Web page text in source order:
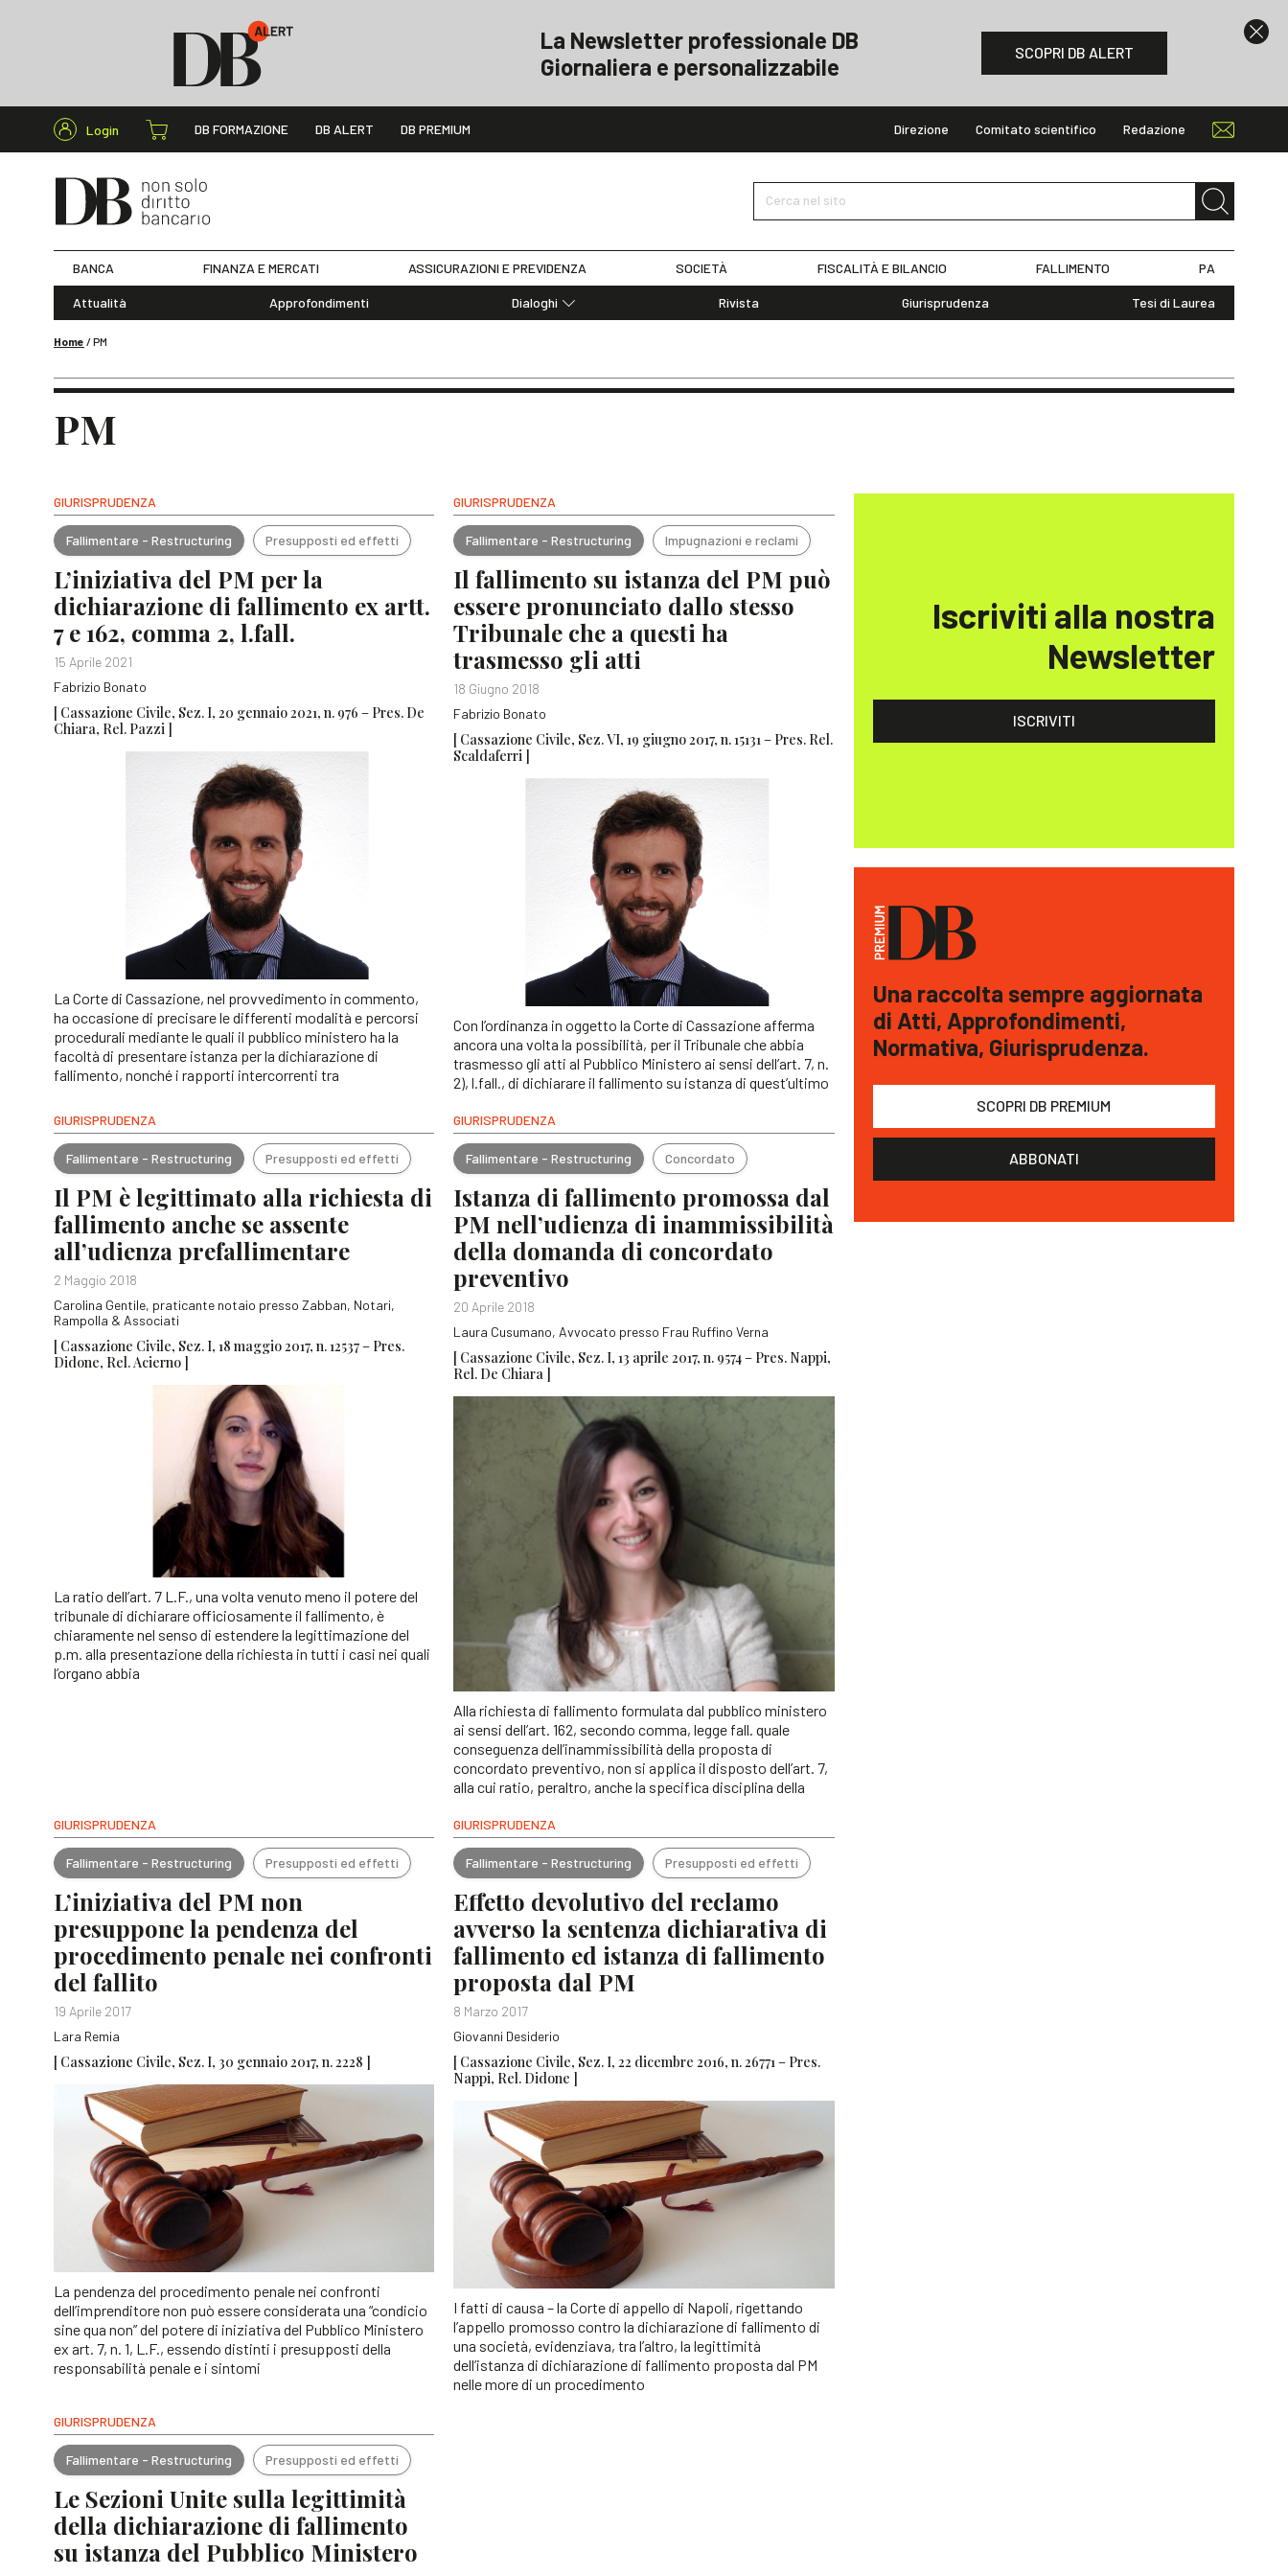
La Newsletter professionale DB
Giornaliera e personalizzabile
SCOPRI DB ALERT
Login DB FORMAZIONE DB ALERT DB PREMIUM Direzione Comitato scientifico Redazione
Cerca nel sito
BANCA FINANZA E MERCATI ASSICURAZIONI E PREVIDENZA SOCIETÀ FISCALITÀ E BILANCIO FALLIMENTO PA
Attualità Approfondimenti
Dialoghi
Articoli
Rivista Giurisprudenza Tesi di Laurea
Home /PM
PM
GIURISPRUDENZA
Fallimentare - Restructuring Presupposti ed effetti
L’iniziativa del PM per la
dichiarazione di fallimento ex artt.
7 e 162, comma 2, l.fall.
15 Aprile 2021
Fabrizio Bonato
[ Cassazione Civile, Sez. I, 20 gennaio 2021, n. 976 – Pres. De
Chiara, Rel. Pazzi ]
La Corte di Cassazione, nel provvedimento in commento,
ha occasione di precisare le differenti modalità e percorsi
procedurali mediante le quali il pubblico ministero ha la
facoltà di presentare istanza per la dichiarazione di
fallimento, nonché i rapporti intercorrenti tra
GIURISPRUDENZA
Fallimentare - Restructuring Impugnazioni e reclami
Il fallimento su istanza del PM può
essere pronunciato dallo stesso
Tribunale che a questi ha
trasmesso gli atti
18 Giugno 2018
Fabrizio Bonato
[ Cassazione Civile, Sez. VI, 19 giugno 2017, n. 15131 – Pres. Rel.
Scaldaferri ]
Con l’ordinanza in oggetto la Corte di Cassazione afferma
ancora una volta la possibilità, per il Tribunale che abbia
trasmesso gli atti al Pubblico Ministero ai sensi dell’art. 7, n.
2), l.fall., di dichiarare il fallimento su istanza di quest’ultimo
GIURISPRUDENZA
Fallimentare - Restructuring Presupposti ed effetti
Il PM è legittimato alla richiesta di
fallimento anche se assente
all’udienza prefallimentare
2 Maggio 2018
Carolina Gentile, praticante notaio presso Zabban, Notari,
Rampolla & Associati
[ Cassazione Civile, Sez. I, 18 maggio 2017, n. 12537 – Pres.
Didone, Rel. Acierno ]
La ratio dell’art. 7 L.F., una volta venuto meno il potere del
tribunale di dichiarare officiosamente il fallimento, è
chiaramente nel senso di estendere la legittimazione del
p.m. alla presentazione della richiesta in tutti i casi nei quali
l’organo abbia
GIURISPRUDENZA
Fallimentare - Restructuring Concordato
Istanza di fallimento promossa dal
PM nell’udienza di inammissibilità
della domanda di concordato
preventivo
20 Aprile 2018
Laura Cusumano, Avvocato presso Frau Ruffino Verna
[ Cassazione Civile, Sez. I, 13 aprile 2017, n. 9574 – Pres. Nappi,
Rel. De Chiara ]
Alla richiesta di fallimento formulata dal pubblico ministero
ai sensi dell’art. 162, secondo comma, legge fall. quale
conseguenza dell’inammissibilità della proposta di
concordato preventivo, non si applica il disposto dell’art. 7,
alla cui ratio, peraltro, anche la specifica disciplina della
GIURISPRUDENZA
Fallimentare - Restructuring Presupposti ed effetti
L’iniziativa del PM non
presuppone la pendenza del
procedimento penale nei confronti
del fallito
19 Aprile 2017
Lara Remia
[ Cassazione Civile, Sez. I, 30 gennaio 2017, n. 2228 ]
La pendenza del procedimento penale nei confronti
dell’imprenditore non può essere considerata una “condicio
sine qua non” del potere di iniziativa del Pubblico Ministero
ex art. 7, n. 1, L.F., essendo distinti i presupposti della
responsabilità penale e i sintomi
GIURISPRUDENZA
Fallimentare - Restructuring Presupposti ed effetti
Effetto devolutivo del reclamo
avverso la sentenza dichiarativa di
fallimento ed istanza di fallimento
proposta dal PM
8 Marzo 2017
Giovanni Desiderio
[ Cassazione Civile, Sez. I, 22 dicembre 2016, n. 26771 – Pres.
Nappi, Rel. Didone ]
I fatti di causa – la Corte di appello di Napoli, rigettando
l’appello promosso contro la dichiarazione di fallimento di
una società, evidenziava, tra l’altro, la legittimità
dell’istanza di dichiarazione di fallimento proposta dal PM
nelle more di un procedimento
GIURISPRUDENZA
Fallimentare - Restructuring Presupposti ed effetti
Le Sezioni Unite sulla legittimità
della dichiarazione di fallimento
su istanza del Pubblico Ministero
Iscriviti alla nostra
Newsletter
ISCRIVITI
Una raccolta sempre aggiornata
di Atti, Approfondimenti,
Normativa, Giurisprudenza.
SCOPRI DB PREMIUM
ABBONATI